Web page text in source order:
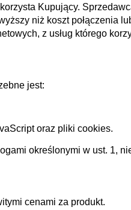
Kupujący.
niż koszt połączenia
z usług którego
jest:
oraz pliki cookies.
określonymi w ust. 1,
cenami za produkt.